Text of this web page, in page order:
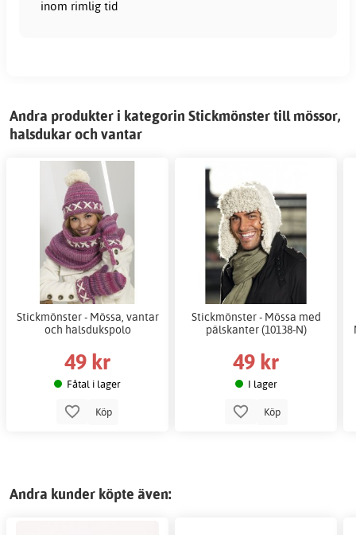
inom rimlig tid
Andra produkter i kategorin Stickmönster till mössor,
halsdukar och vantar
Stickmönster - Mössa, vantar
och halsdukspolo
49 kr
Fåtal i lager
Köp
Stickmönster - Mössa med
pälskanter (10138-N)
49 kr
I lager
Köp
Andra kunder köpte även: